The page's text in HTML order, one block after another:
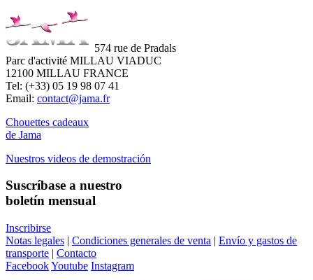
574 rue de Pradals
Parc d'activité MILLAU VIADUC
12100 MILLAU FRANCE
Tel: (+33) 05 19 98 07 41
Email: contact@jama.fr
Chouettes cadeaux
de Jama
Nuestros videos de demostración
Suscríbase a nuestro
boletín mensual
Inscribirse
Notas legales | Condiciones generales de venta | Envío y gastos de
transporte | Contacto
FacebookYoutube Instagram